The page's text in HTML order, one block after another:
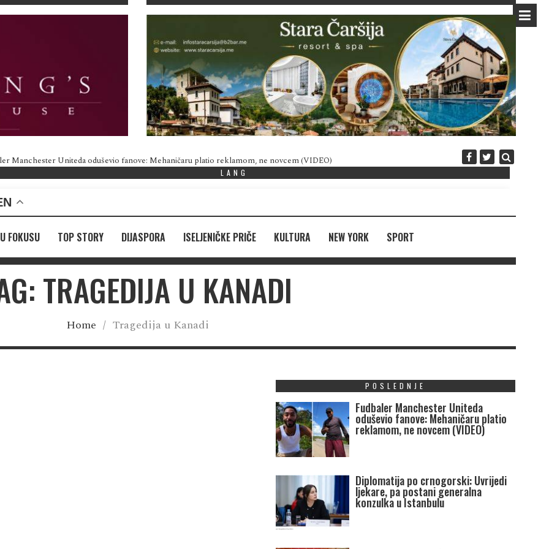
Manchester Uniteda oduševio fanove: Mehaničaru platio reklamom, ne novcem (VIDEO) Diplomatija po
LANG
U FOKUSU TOP STORY DIJASPORA ISELJENIČKE PRIČE KULTURA NEW YORK SPORT
TRAGEDIJA U KANADI
Home / Tragedija u Kanadi
POSLEDNJE
Fudbaler Manchester Uniteda
oduševio fanove: Mehaničaru platio
reklamom, ne novcem (VIDEO)
Diplomatija po crnogorski: Uvrijedi
ljekare, pa postani generalna
konzulka u Istanbulu